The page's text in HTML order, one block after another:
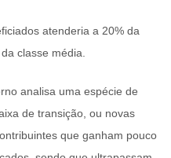
atenderia a 20% da
classe média.
analisa uma espécie de
de transição, ou novas
que ganham pouco